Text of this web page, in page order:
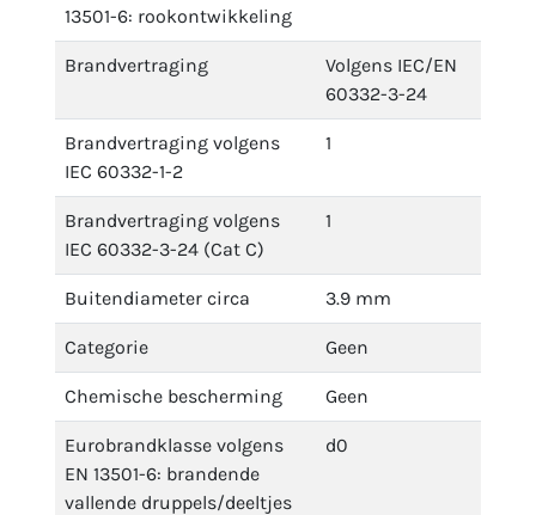
13501-6: rookontwikkeling
Brandvertraging
Volgens IEC/EN
60332-3-24
Brandvertraging volgens
IEC 60332-1-2
1
Brandvertraging volgens
IEC 60332-3-24 (Cat C)
1
Buitendiameter circa 3.9 mm
Categorie Geen
Chemische bescherming Geen
Eurobrandklasse volgens
EN 13501-6: brandende
vallende druppels/deeltjes
d0